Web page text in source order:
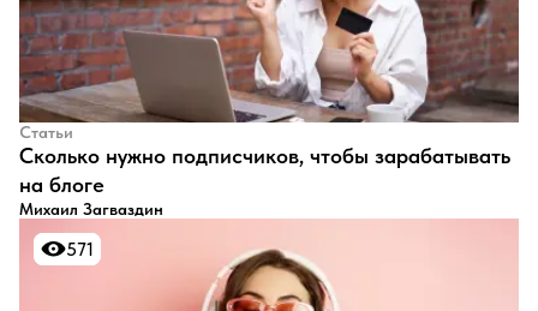
Статьи
​Сколько нужно подписчиков, чтобы зарабатывать
на блоге
Михаил Загваздин
571
571